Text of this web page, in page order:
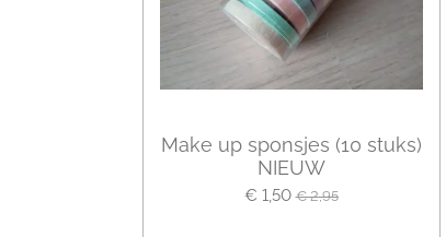
Make up sponsjes (10 stuks)
NIEUW
€ 1,50 € 2,95